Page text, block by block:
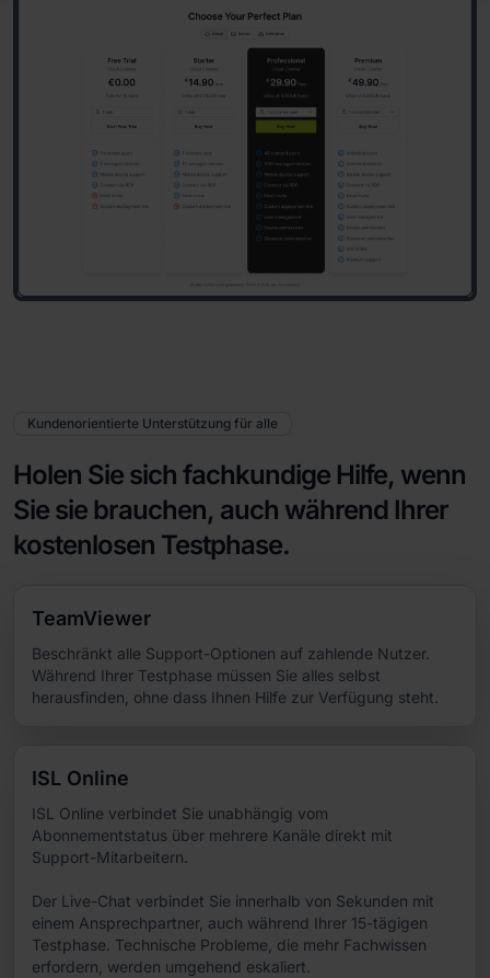
Kundenorientierte Unterstützung für alle
Holen Sie sich fachkundige Hilfe, wenn
Sie sie brauchen, auch während Ihrer
kostenlosen Testphase.
TeamViewer
Beschränkt alle Support-Optionen auf zahlende Nutzer.
Während Ihrer Testphase müssen Sie alles selbst
herausfinden, ohne dass Ihnen Hilfe zur Verfügung steht.
ISL Online
ISL Online verbindet Sie unabhängig vom
Abonnementstatus über mehrere Kanäle direkt mit
Support-Mitarbeitern.
Der Live-Chat verbindet Sie innerhalb von Sekunden mit
einem Ansprechpartner, auch während Ihrer 15-tägigen
Testphase. Technische Probleme, die mehr Fachwissen
erfordern, werden umgehend eskaliert.